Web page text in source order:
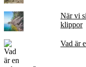
När vi
klippor
Vad är